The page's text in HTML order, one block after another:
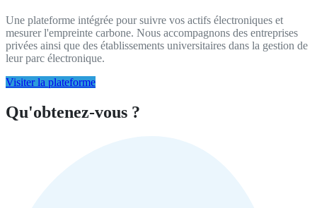
Une plateforme intégrée pour suivre vos actifs électroniques et
mesurer l'empreinte carbone. Nous accompagnons des entreprises
privées ainsi que des établissements universitaires dans la gestion de
leur parc électronique.
Visiter la plateforme
Qu'obtenez-vous ?